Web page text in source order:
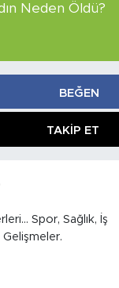
Neden Öldü?
BEĞEN
TAKIP ET
Spor, Sağlık, İş